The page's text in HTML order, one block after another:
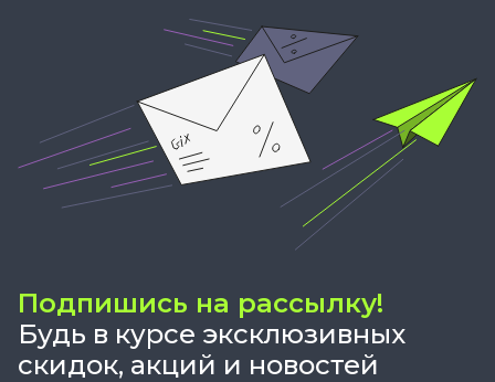
Подпишись на рассылку!
Будь в курсе эксклюзивных
скидок, акций и новостей